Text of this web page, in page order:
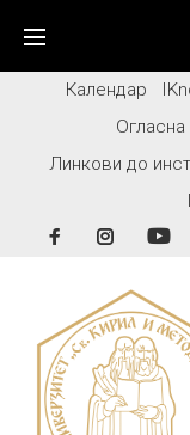
contentКалендар
Огласна
Линкови до
Facebook